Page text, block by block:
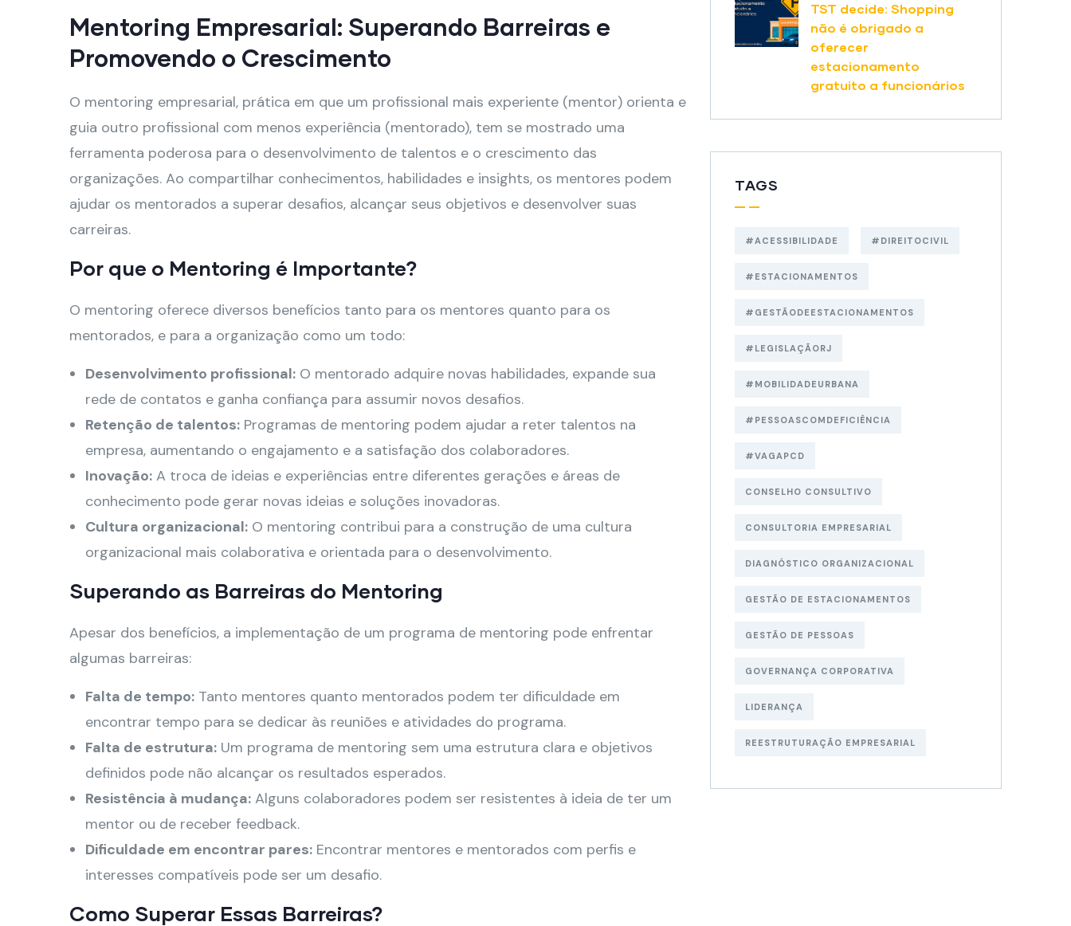
Mentoring Empresarial: Superando Barreiras e
Promovendo o Crescimento
O mentoring empresarial, prática em que um profissional mais experiente (mentor) orienta e
guia outro profissional com menos experiência (mentorado), tem se mostrado uma
ferramenta poderosa para o desenvolvimento de talentos e o crescimento das
organizações. Ao compartilhar conhecimentos, habilidades e insights, os mentores podem
ajudar os mentorados a superar desafios, alcançar seus objetivos e desenvolver suas
carreiras.
Por que o Mentoring é Importante?
O mentoring oferece diversos benefícios tanto para os mentores quanto para os
mentorados, e para a organização como um todo:
Desenvolvimento profissional: O mentorado adquire novas habilidades, expande sua
rede de contatos e ganha confiança para assumir novos desafios.
Retenção de talentos: Programas de mentoring podem ajudar a reter talentos na
empresa, aumentando o engajamento e a satisfação dos colaboradores.
Inovação: A troca de ideias e experiências entre diferentes gerações e áreas de
conhecimento pode gerar novas ideias e soluções inovadoras.
Cultura organizacional: O mentoring contribui para a construção de uma cultura
organizacional mais colaborativa e orientada para o desenvolvimento.
Superando as Barreiras do Mentoring
Apesar dos benefícios, a implementação de um programa de mentoring pode enfrentar
algumas barreiras:
Falta de tempo: Tanto mentores quanto mentorados podem ter dificuldade em
encontrar tempo para se dedicar às reuniões e atividades do programa.
Falta de estrutura: Um programa de mentoring sem uma estrutura clara e objetivos
definidos pode não alcançar os resultados esperados.
Resistência à mudança: Alguns colaboradores podem ser resistentes à ideia de ter um
mentor ou de receber feedback.
Dificuldade em encontrar pares: Encontrar mentores e mentorados com perfis e
interesses compatíveis pode ser um desafio.
Como Superar Essas Barreiras?
TST decide: Shopping
não é obrigado a
oferecer
estacionamento
gratuito a funcionários
TAGS
#ACESSIBILIDADE #DIREITOCIVIL
#ESTACIONAMENTOS
#GESTÃODEESTACIONAMENTOS
#LEGISLAÇÃORJ
#MOBILIDADEURBANA
#PESSOASCOMDEFICIÊNCIA
#VAGAPCD
CONSELHO CONSULTIVO
CONSULTORIA EMPRESARIAL
DIAGNÓSTICO ORGANIZACIONAL
GESTÃO DE ESTACIONAMENTOS
GESTÃO DE PESSOAS
GOVERNANÇA CORPORATIVA
LIDERANÇA
REESTRUTURAÇÃO EMPRESARIAL